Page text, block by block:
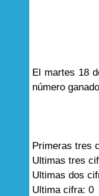
El martes 18
número
Primeras tres
Ultimas tres
Ultimas dos
Ultima cifra: 0